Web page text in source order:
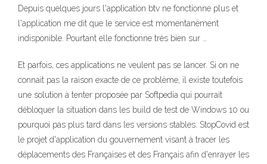
Depuis quelques jours l'application btv ne fonctionne plus et
l'application me dit que le service est momentanément
indisponible. Pourtant elle fonctionne très bien sur …
Et parfois, ces applications ne veulent pas se lancer. Si on ne
connait pas la raison exacte de ce problème, il existe toutefois
une solution à tenter proposée par Softpedia qui pourrait
débloquer la situation dans les build de test de Windows 10 ou
pourquoi pas plus tard dans les versions stables. StopCovid est
le projet d'application du gouvernement visant à tracer les
déplacements des Françaises et des Français afin d'enrayer les